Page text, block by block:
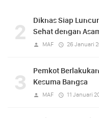
2
Diknas Siap
Sehat dengan
MAF 26 Januari
3
Pemkot
Kesuma Bangsa
MAF 11 Januari